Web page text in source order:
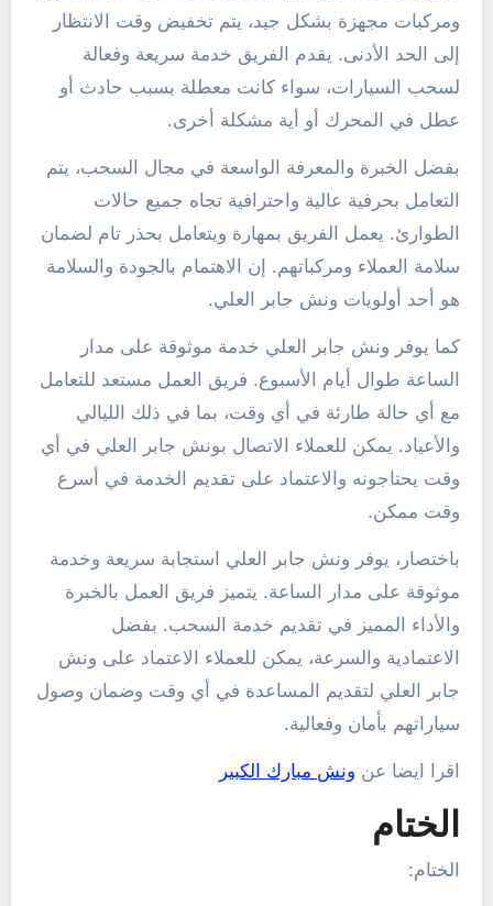
ومركبات مجهزة بشكل جيد، يتم تخفيض وقت الانتظار
إلى الحد الأدنى. يقدم الفريق خدمة سريعة وفعالة
لسحب السيارات، سواء كانت معطلة بسبب حادث أو
عطل في المحرك أو أية مشكلة أخرى.
بفضل الخبرة والمعرفة الواسعة في مجال السحب، يتم
التعامل بحرفية عالية واحترافية تجاه جميع حالات
الطوارئ. يعمل الفريق بمهارة ويتعامل بحذر تام لضمان
سلامة العملاء ومركباتهم. إن الاهتمام بالجودة والسلامة
هو أحد أولويات ونش جابر العلي.
كما يوفر ونش جابر العلي خدمة موثوقة على مدار
الساعة طوال أيام الأسبوع. فريق العمل مستعد للتعامل
مع أي حالة طارئة في أي وقت، بما في ذلك الليالي
والأعياد. يمكن للعملاء الاتصال بونش جابر العلي في أي
وقت يحتاجونه والاعتماد على تقديم الخدمة في أسرع
وقت ممكن.
باختصار، يوفر ونش جابر العلي استجابة سريعة وخدمة
موثوقة على مدار الساعة. يتميز فريق العمل بالخبرة
والأداء المميز في تقديم خدمة السحب. بفضل
الاعتمادية والسرعة، يمكن للعملاء الاعتماد على ونش
جابر العلي لتقديم المساعدة في أي وقت وضمان وصول
سياراتهم بأمان وفعالية.
اقرا ايضا عن ونش مبارك الكبير
الختام
الختام: